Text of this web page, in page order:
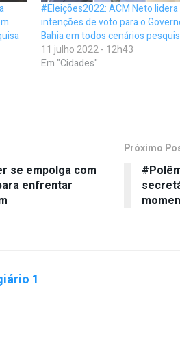
#Eleições2022: ACM Neto lidera
intenções de voto para o
Bahia em todos cenários
11 julho 2022 - 12h43
Em "Cidades"
se empolga com
enfrentar
Próximo
1